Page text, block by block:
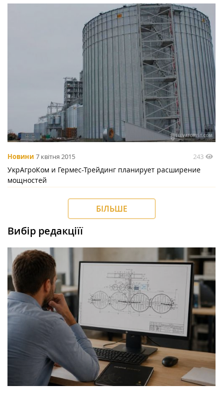
Новини 7 квітня 2015 243
УкрАгроКом и Гермес-Трейдинг планирует расширение
мощностей
БІЛЬШЕ
Вибір редакціїї